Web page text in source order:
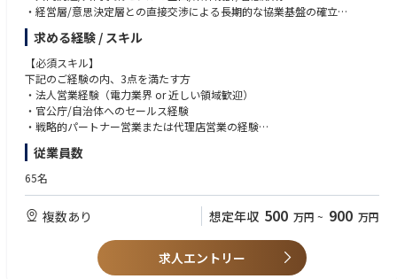
・優秀な土木技術者が多数存在している技術者集団の中で共に切磋琢磨し
ながら、技術者として成長できる環境です。
・カーボンニュートラル・強靭化（防災、レジリエンス強化）を実現しな
がら、安定的かつ低廉な電力供給や福島復興を支え続けていくことで、社
会貢献を実感できる仕事です。
【職場環境の魅力・やりがい】
・自宅等から仕事ができるリモートワーク制度は、業務内容に応じて全社
員が本人のライフスタイルに合わせて利用可能です。また、定時という概
念に囚われずに出社時間と退社時間を自由に設定できるフレックス勤務制
度を導入しています（事業所による）。
・普通休暇は年20日付与されます。取得日数は全社員平均で17日となって
おり、ライフワークバランスを踏まえた勤務ができる環境です。
・男性の育児休暇取得率は77％、女性の育児休職からの復職率は99％と、
育児をしながらも仕事を続けられる環境です。
・独身寮や家族寮等の社宅も完備されています。
・経営層/意思決定層との直接交渉による長期的な協業基盤の確立
・パートナー企業の事業成長を支える戦略設計と伴走
・営業戦略立案/実行/進捗管理/事業目標達成
【具体的な業務】
・官公庁/大手民間企業/金融機関など戦略パートナーとの関係構築・深耕
・共同調達/共同事業に向けた提携スキームの企画/条件交渉
・パートナー企業の提案活動を支援し、現場フィードバックを戦略に反映
・プロジェクト進行における社内外ステークホルダー調整
・エネオク導入後の電力調達完了までの伴走支援（カスタマーサクセス）
・提案資料/事業スキーム設計資料の作成
・セールスチームのKPI設計〜管理〜事業目標へのコミット
【このポジションの魅力】
・官公庁/エンタープライズと社会インフラ領域での共同事業を推進でき
求める経験 / スキル
【必須スキル】
下記のご経験の内、3点を満たす方
・法人営業経験（電力業界 or 近しい領域歓迎）
・官公庁/自治体へのセールス経験
・戦略的パートナー営業または代理店営業の経験
・経営層や意思決定層との交渉経験
・コンサルティング型の営業経験
・官公庁/自治体向け営業経験
・電力小売/再エネ関連の事業経験
・新規事業/事業開発（BizDev）経験
【求める人物像】
従業員数
65名
複数あり 想定年収 500 万円 ~ 900 万円
求人エントリー